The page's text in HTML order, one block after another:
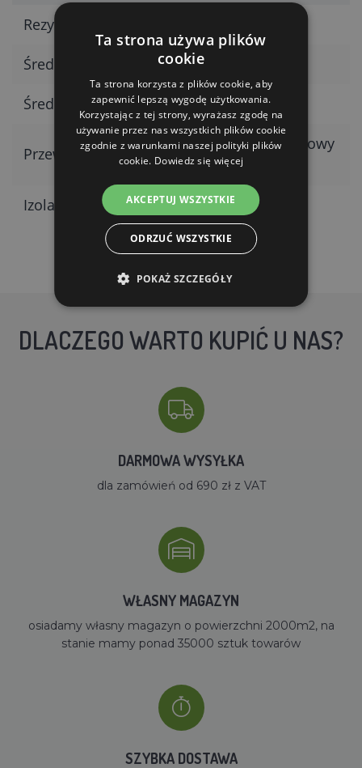
Rezystancja
Średnica przewodu 2,5 mm
Średnica zewnętrzna 7,2 mm
Przewód
Ocynkowany stalowy
przewód
Izolacja Podwójna
DLACZEGO WARTO KUPIĆ U NAS?
DARMOWA WYSYŁKA
dla zamówień od 690 zł z VAT
WŁASNY MAGAZYN
osiadamy własny magazyn o powierzchni 2000m2, na
stanie mamy ponad 35000 sztuk towarów
SZYBKA DOSTAWA
Ta strona używa plików
cookie
Ta strona korzysta z plików cookie, aby
zapewnić lepszą wygodę użytkowania.
Korzystając z tej strony, wyrażasz zgodę na
używanie przez nas wszystkich plików cookie
zgodnie z warunkami naszej polityki plików
cookie. Dowiedz się więcej
AKCEPTUJ WSZYSTKIE
ODRZUĆ WSZYSTKIE
POKAŻ SZCZEGÓŁY